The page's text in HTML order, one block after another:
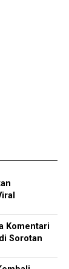
Komentari
Sorotan